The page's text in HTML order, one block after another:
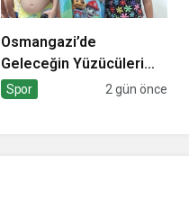
Osmangazi’de
Geleceğin Yüzücüleri
Sertifikalarını Aldı
Spor 2 gün önce